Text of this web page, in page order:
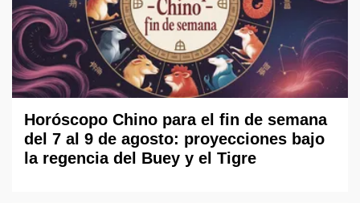
Horóscopo Chino para el fin de semana
del 7 al 9 de agosto: proyecciones bajo
la regencia del Buey y el Tigre